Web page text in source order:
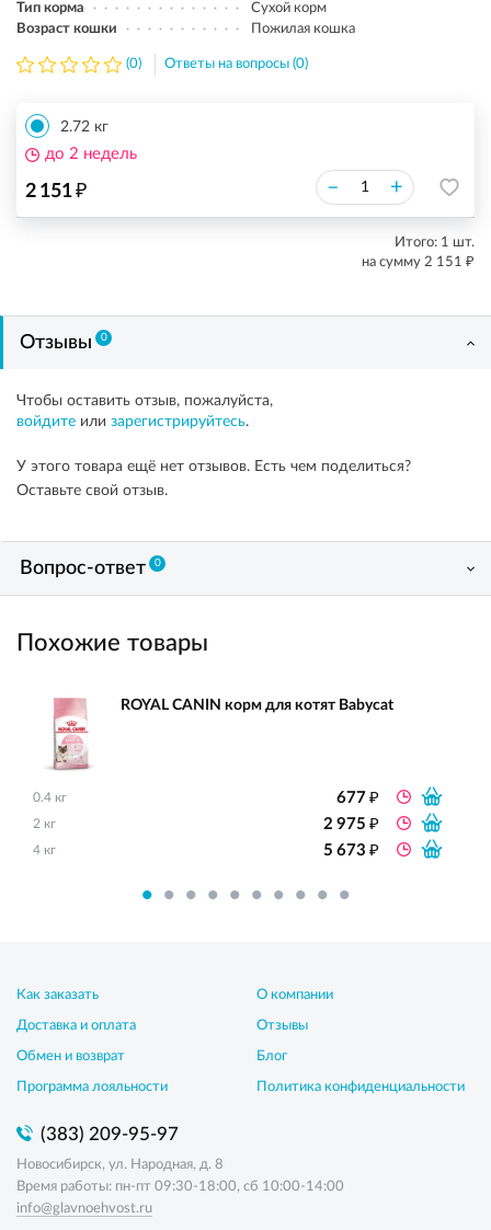
Тип корма
Сухой корм
Возраст кошки
Пожилая кошка
(0) Ответы на вопросы (0)
2.72 кг
2 151₽ – +
до 2 недель
Итого: 1 шт.
на сумму 2 151 ₽
Отзывы 0
Чтобы оставить отзыв, пожалуйста,
войдите или зарегистрируйтесь.
У этого товара ещё нет отзывов. Есть чем поделиться?
Оставьте свой отзыв.
Вопрос-ответ 0
Похожие товары
ROYAL CANIN корм для котят Babycat
0.4 кг 677₽
2 кг 2 975₽
4 кг 5 673₽
Как заказать
Доставка и оплата
Обмен и возврат
Программа лояльности
О компании
Отзывы
Блог
Политика конфиденциальности
(383) 209-95-97
Новосибирск, ул. Народная, д. 8
Время работы: пн-пт 09:30-18:00, сб 10:00-14:00
info@glavnoehvost.ru